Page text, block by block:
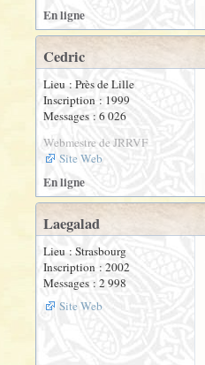
En ligne
Cedric
Lieu : Près de Lille
Inscription : 1999
Messages : 6 026
Webmestre de JRRVF
Site Web
En ligne
Laegalad
Lieu : Strasbourg
Inscription : 2002
Messages : 2 998
Site Web